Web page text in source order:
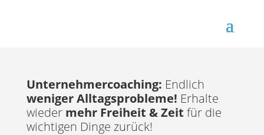
Unternehmercoaching: Endlich
weniger Alltagsprobleme! Erhalte
wieder mehr Freiheit & Zeit für die
wichtigen Dinge zurück!